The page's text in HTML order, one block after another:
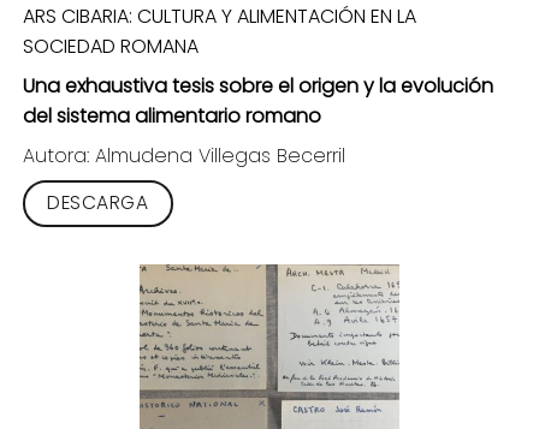
ARS CIBARIA: CULTURA Y ALIMENTACIÓN EN LA
SOCIEDAD ROMANA
Una exhaustiva tesis sobre el origen y la evolución
del sistema alimentario romano
Autora: Almudena Villegas Becerril
DESCARGA